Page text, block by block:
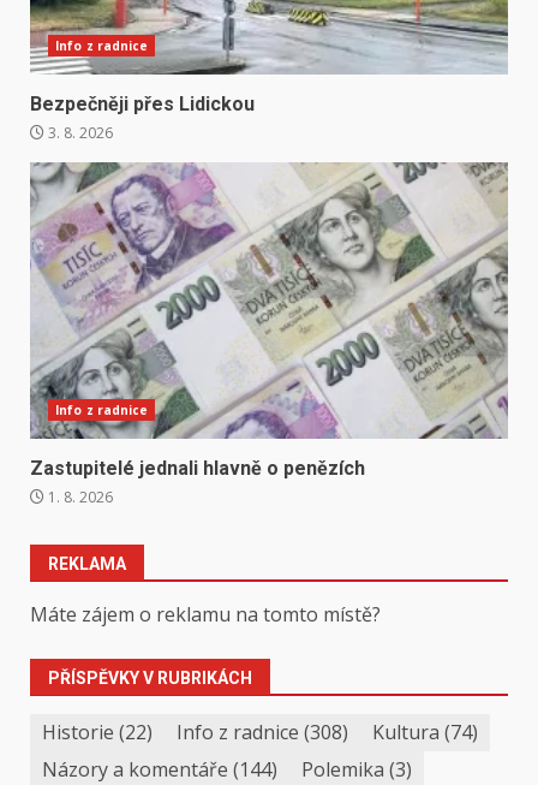
Info z radnice
Bezpečněji přes Lidickou
3. 8. 2026
Info z radnice
Zastupitelé jednali hlavně o penězích
1. 8. 2026
REKLAMA
Máte zájem o reklamu na tomto místě?
PŘÍSPĚVKY V RUBRIKÁCH
Historie (22) Info z radnice (308) Kultura (74)
Názory a komentáře (144) Polemika (3)